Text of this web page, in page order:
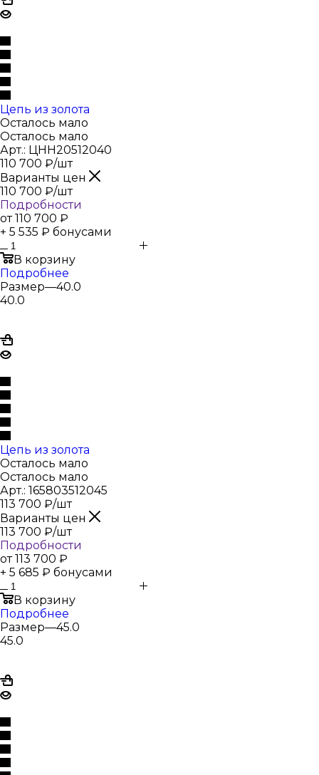
Цепь из золота
Осталось мало
Осталось мало
Арт.: ЦНН20512040
110 700 ₽/шт
Варианты цен
110 700 ₽/шт
Подробности
от110 700 ₽
+ 5 535 ₽ бонусами
В корзину
Подробнее
Размер—40.0
40.0
Цепь из золота
Осталось мало
Осталось мало
Арт.: 165803512045
113 700 ₽/шт
Варианты цен
113 700 ₽/шт
Подробности
от113 700 ₽
+ 5 685 ₽ бонусами
В корзину
Подробнее
Размер—45.0
45.0